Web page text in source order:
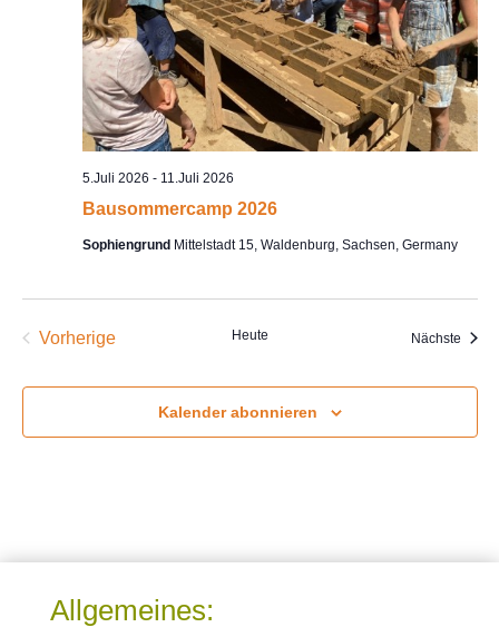
Bausommercamp 2026
5.Juli 2026 - 11.Juli 2026
Sophiengrund Mittelstadt 15, Waldenburg, Sachsen, Germany
Vorherige
Heute Nächste
Kalender abonnieren
Allgemeines: